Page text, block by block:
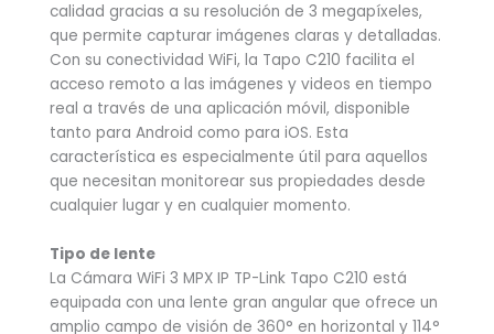
calidad gracias a su resolución de 3 megapíxeles,
que permite capturar imágenes claras y detalladas.
Con su conectividad WiFi, la Tapo C210 facilita el
acceso remoto a las imágenes y videos en tiempo
real a través de una aplicación móvil, disponible
tanto para Android como para iOS. Esta
característica es especialmente útil para aquellos
que necesitan monitorear sus propiedades desde
cualquier lugar y en cualquier momento.
Tipo de lente
La Cámara WiFi 3 MPX IP TP-Link Tapo C210 está
equipada con una lente gran angular que ofrece un
amplio campo de visión de 360° en horizontal y 114°